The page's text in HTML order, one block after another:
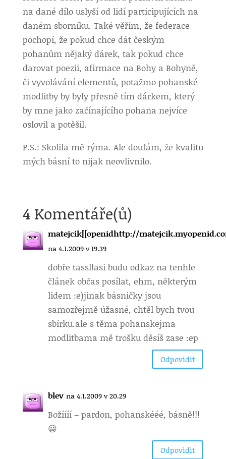
na dané dílo uslyší od lidí participujících na
daném sborníku. Také věřím, že federace
pochopí, že pokud chce dát českým
pohanům nějaký dárek, tak pokud chce
darovat poezii, afirmace na Bohy a Bohyně,
či vyvolávání elementů, potažmo pohanské
modlitby by byly přesně tím dárkem, který
by mne jako začínajícího pohana nejvíce
oslovil a potěšil.
P.S.: Skolila mě rýma. Ale doufám, že kvalitu
mých básní to nijak neovlivnilo.
4 Komentáře(ů)
matejcik[[openidhttp://
na 4.1.2009 v 19.39
dobře tassl!asi budu odkaz na tenhle
článek občas posílat, ehm, některým
lidem :e)jinak básničky jsou
samozřejmě úžasné, chtěl bych tvou
sbírku.ale s těma pohanskejma
modlitbama mě trošku děsíš zase :ep
Odpovìdìt
blev na 4.1.2009 v 20.29
Božíííí – pardon, pohanskééé, básně!!!
😀
Odpovìdìt